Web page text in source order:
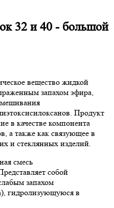
32 и 40 - большой
вещество жидкой
запахом эфира,
Продукт
в качестве компонента
а также как связующее в
и стеклянных изделий.
смесь
собой
запахом
гидролизующуюся в